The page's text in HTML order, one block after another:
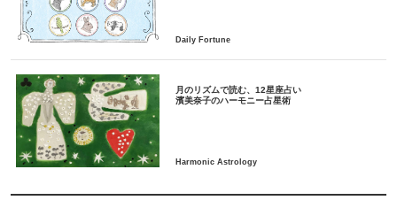
月のリズムで読む、12星座占い